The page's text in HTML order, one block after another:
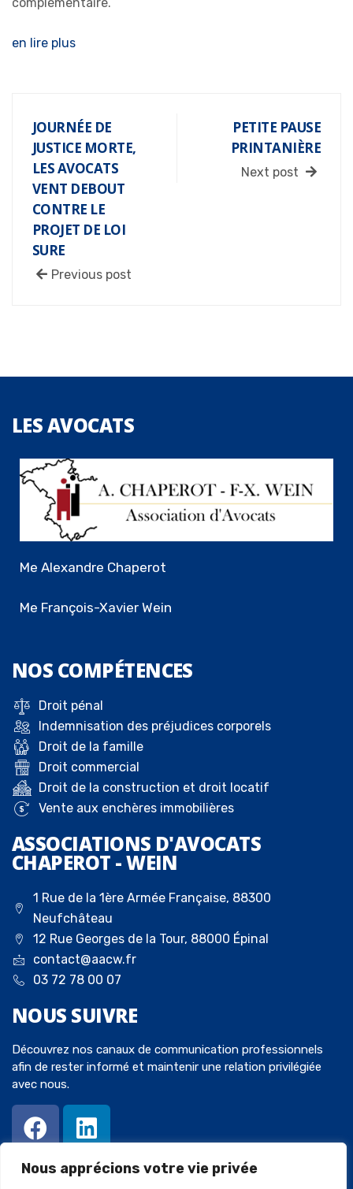
Nous apprécions votre vie privée
en lire plus
JOURNÉE DE
JUSTICE MORTE,
LES AVOCATS
VENT DEBOUT
CONTRE LE
PROJET DE LOI
SURE
Previous post
PETITE PAUSE
PRINTANIÈRE
Next post
LESAVOCATS
Me Alexandre Chaperot
Me François-Xavier Wein
NOS COMPÉTENCES
Droit pénal
Indemnisation des préjudices corporels
Droit de la famille
Droit commercial
Droit de la construction et droit locatif
Vente aux enchères immobilières
ASSOCIATIONS D'AVOCATS
CHAPEROT - WEIN
1 Rue de la 1ère Armée Française, 88300
Neufchâteau
12 Rue Georges de la Tour, 88000 Épinal
contact@aacw.fr
03 72 78 00 07
NOUS SUIVRE
Découvrez nos canaux de communication professionnels
afin de rester informé et maintenir une relation privilégiée
avec nous.